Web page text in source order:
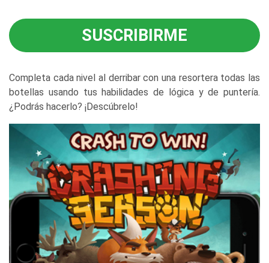
SUSCRIBIRME
Completa cada nivel al derribar con una resortera todas las
botellas usando tus habilidades de lógica y de puntería.
¿Podrás hacerlo? ¡Descúbrelo!